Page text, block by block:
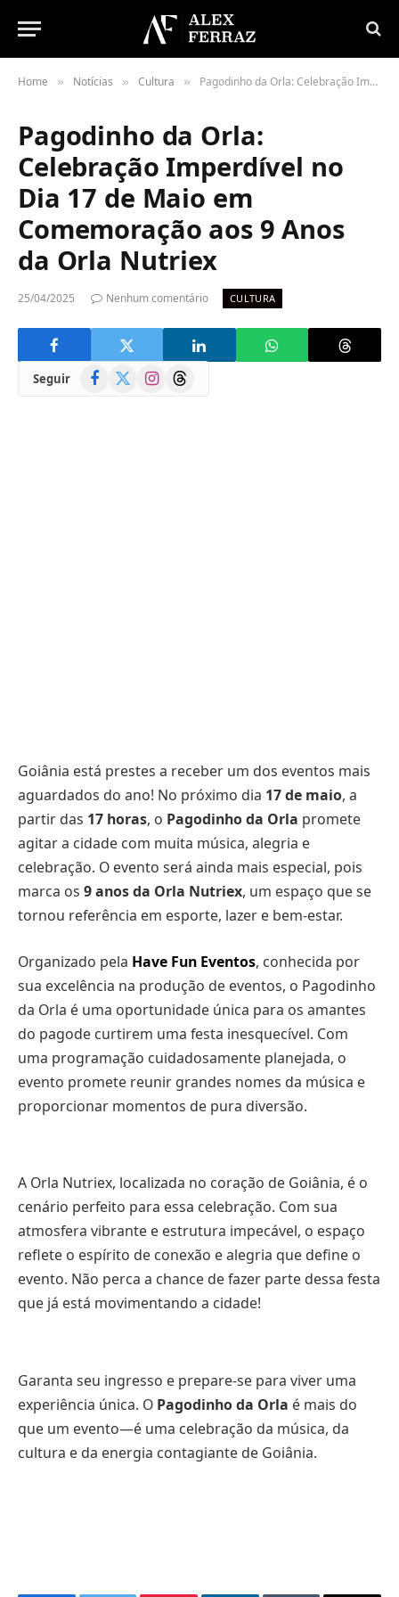
Home » Notícias » Cultura » Pagodinho da Orla: Celebração Imperdível no Dia 17 de Maio em Comemoração aos 9 Anos da Orla Nutriex
Pagodinho da Orla:
Celebração Imperdível no
Dia 17 de Maio em
Comemoração aos 9 Anos
da Orla Nutriex
25/04/2025 Nenhum comentário CULTURA
Seguir Facebook
(Twitter)
InstagramThreads
Goiânia está prestes a receber um dos eventos mais
aguardados do ano! No próximo dia 17 de maio, a
partir das 17 horas, o Pagodinho da Orla promete
agitar a cidade com muita música, alegria e
celebração. O evento será ainda mais especial, pois
marca os 9 anos da Orla Nutriex, um espaço que se
tornou referência em esporte, lazer e bem-estar.
Organizado pela Have Fun Eventos, conhecida por
sua excelência na produção de eventos, o Pagodinho
da Orla é uma oportunidade única para os amantes
do pagode curtirem uma festa inesquecível. Com
uma programação cuidadosamente planejada, o
evento promete reunir grandes nomes da música e
proporcionar momentos de pura diversão.
A Orla Nutriex, localizada no coração de Goiânia, é o
cenário perfeito para essa celebração. Com sua
atmosfera vibrante e estrutura impecável, o espaço
reflete o espírito de conexão e alegria que define o
evento. Não perca a chance de fazer parte dessa festa
que já está movimentando a cidade!
Garanta seu ingresso e prepare-se para viver uma
experiência única. O Pagodinho da Orla é mais do
que um evento—é uma celebração da música, da
cultura e da energia contagiante de Goiânia.